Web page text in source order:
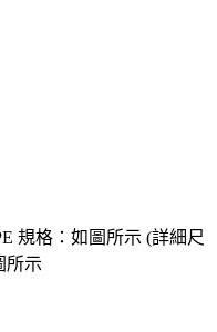
規格：如圖所示 (詳細尺
所示